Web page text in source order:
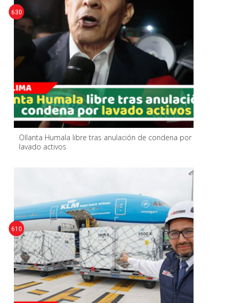
Ollanta Humala libre tras anulación de condena por
lavado activos
630
610